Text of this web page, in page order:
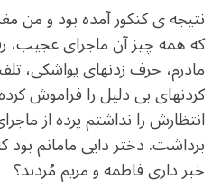
نتیجه ی کنکور آمده بود و من
که همه چیز آن ماجرای عجیب،
مادرم، حرف زدنهای یواشکی،
کردنهای بی دلیل را فراموش
انتظارش را نداشتم پرده از
برداشت. دختر دایی مامانم
خبر داری فاطمه و مریم مُردند؟